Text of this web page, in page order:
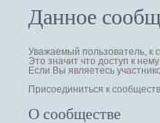
Данное
Уважаемый пользователь, к
Это значит что доступ к
Если Вы являетесь
Присоединиться к
О сообществе